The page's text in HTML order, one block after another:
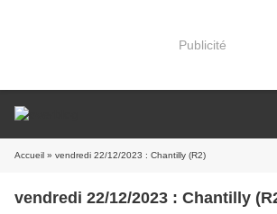
Publicité
Accueil » vendredi 22/12/2023 : Chantilly (R2)
vendredi 22/12/2023 : Chantilly